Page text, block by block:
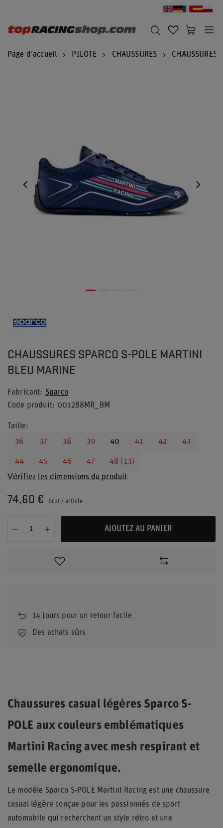
Page d'accueil PILOTE CHAUSSURES CHAUSSURES
CHAUSSURES SPARCO S-POLE MARTINI
BLEU MARINE
Fabricant
Sparco
Code produit
001288MR_BM
Taille
36
37 38 39 40 41 42 43
44 45 46 47
48 (13)
Vérifiez les dimensions du produit
74,60 € brut / article
AJOUTEZ AU PANIER
14 jours pour un retour facile
Des achats sûrs
Chaussures casual légères Sparco S-
POLE aux couleurs emblématiques
Martini Racing avec mesh respirant et
semelle ergonomique.
Le modèle Sparco S-POLE Martini Racing est une chaussure
casual légère conçue pour les passionnés de sport
automobile qui recherchent un style rétro et une